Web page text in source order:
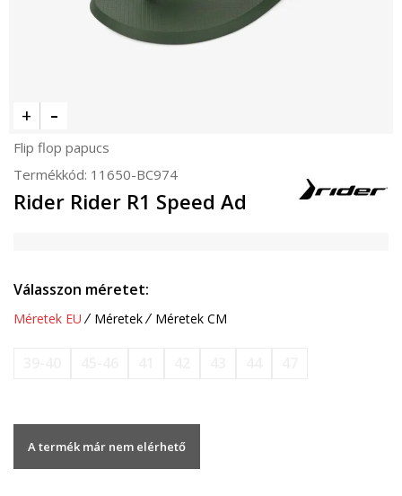
Flip flop papucs
Termékkód: 11650-BC974
Rider Rider R1 Speed Ad
Válasszon méretet:
Méretek EU Méretek Méretek CM
A termék már nem elérhető